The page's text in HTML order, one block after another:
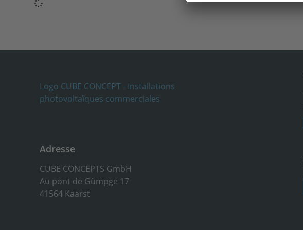
Adresse
CUBE CONCEPTS GmbH
Au pont de Gümpge 17
41564 Kaarst